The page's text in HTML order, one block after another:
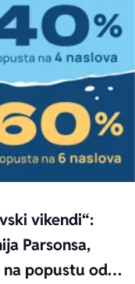
vikendi“:
Parsonsa,
popustu od